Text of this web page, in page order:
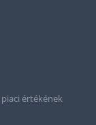
értékének